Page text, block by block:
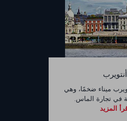
أنتويرب
ميناء ضخمًا، وهي
في تجارة الماس.
المزيد